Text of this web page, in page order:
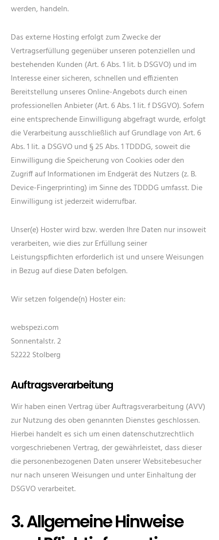
werden, handeln.
Das externe Hosting erfolgt zum Zwecke der
Vertragserfüllung gegenüber unseren potenziellen und
bestehenden Kunden (Art. 6 Abs. 1 lit. b DSGVO) und im
Interesse einer sicheren, schnellen und effizienten
Bereitstellung unseres Online-Angebots durch einen
professionellen Anbieter (Art. 6 Abs. 1 lit. f DSGVO). Sofern
eine entsprechende Einwilligung abgefragt wurde, erfolgt
die Verarbeitung ausschließlich auf Grundlage von Art. 6
Abs. 1 lit. a DSGVO und § 25 Abs. 1 TDDDG, soweit die
Einwilligung die Speicherung von Cookies oder den
Zugriff auf Informationen im Endgerät des Nutzers (z. B.
Device-Fingerprinting) im Sinne des TDDDG umfasst. Die
Einwilligung ist jederzeit widerrufbar.
Unser(e) Hoster wird bzw. werden Ihre Daten nur insoweit
verarbeiten, wie dies zur Erfüllung seiner
Leistungspflichten erforderlich ist und unsere Weisungen
in Bezug auf diese Daten befolgen.
Wir setzen folgende(n) Hoster ein:
webspezi.com
Sonnentalstr. 2
52222 Stolberg
Auftragsverarbeitung
Wir haben einen Vertrag über Auftragsverarbeitung (AVV)
zur Nutzung des oben genannten Dienstes geschlossen.
Hierbei handelt es sich um einen datenschutzrechtlich
vorgeschriebenen Vertrag, der gewährleistet, dass dieser
die personenbezogenen Daten unserer Websitebesucher
nur nach unseren Weisungen und unter Einhaltung der
DSGVO verarbeitet.
3. Allgemeine Hinweise